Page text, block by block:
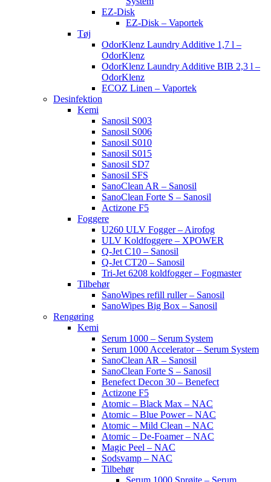
EZ-Disk
EZ-Disk – Vaportek
Tøj
OdorKlenz Laundry Additive 1,7 l –
OdorKlenz
OdorKlenz Laundry Additive BIB 2,3 l –
OdorKlenz
ECOZ Linen – Vaportek
Desinfektion
Kemi
Sanosil S003
Sanosil S006
Sanosil S010
Sanosil S015
Sanosil SD7
Sanosil SFS
SanoClean AR – Sanosil
SanoClean Forte S – Sanosil
Actizone F5
Foggere
U260 ULV Fogger – Airofog
ULV Koldfoggere – XPOWER
Q-Jet C10 – Sanosil
Q-Jet CT20 – Sanosil
Tri-Jet 6208 koldfogger – Fogmaster
Tilbehør
SanoWipes refill ruller – Sanosil
SanoWipes Big Box – Sanosil
Rengøring
Kemi
Serum 1000 – Serum System
Serum 1000 Accelerator – Serum System
SanoClean AR – Sanosil
SanoClean Forte S – Sanosil
Benefect Decon 30 – Benefect
Actizone F5
Atomic – Black Max – NAC
Atomic – Blue Power – NAC
Atomic – Mild Clean – NAC
Atomic – De-Foamer – NAC
Magic Peel – NAC
Sodsvamp – NAC
Tilbehør
Serum 1000 Sprøjte – Serum